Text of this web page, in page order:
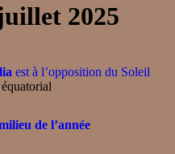
2025
est à l’opposition du Soleil
de l’année